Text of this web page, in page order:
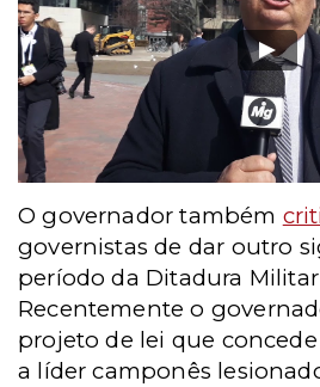
O governador também
governistas de dar outro
período da Ditadura
Recentemente o
projeto de lei que
a líder camponês